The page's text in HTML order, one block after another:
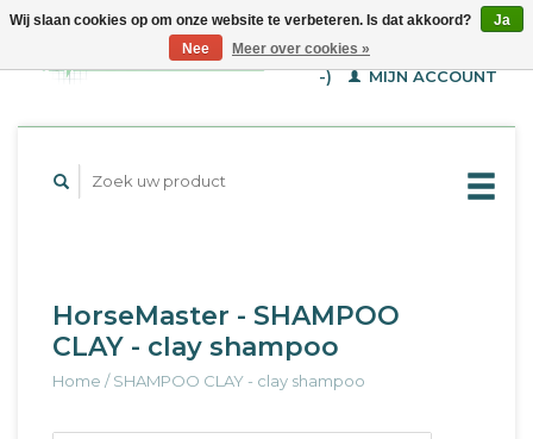
WINKELWAGEN (€--,-
-)
MIJN ACCOUNT
HorseMaster - SHAMPOO
CLAY - clay shampoo
Home /SHAMPOO CLAY - clay shampoo
Wij slaan cookies op om onze website te verbeteren. Is dat akkoord?
Ja
Nee
Meer over cookies »